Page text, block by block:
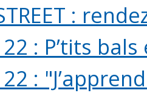
:
: P’tits
: